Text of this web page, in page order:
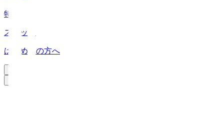
特集
スタッツ
はじめての方へ